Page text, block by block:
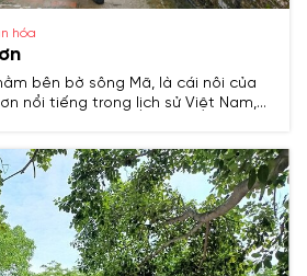
hóa
bên bờ sông Mã, là cái nôi của
nổi tiếng trong lịch sử Việt Nam,